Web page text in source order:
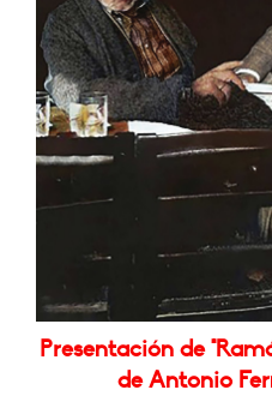
Presentación de
de Antonio